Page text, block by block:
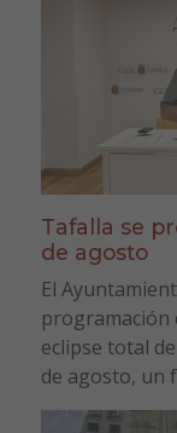
Tafalla se
de agosto
El
programación
eclipse total
de agosto, un